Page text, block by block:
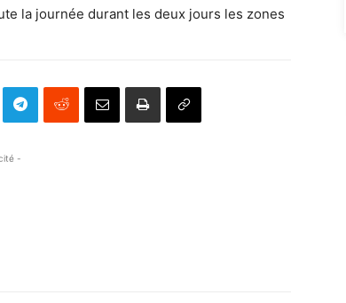
la journée durant les deux jours les zones
-